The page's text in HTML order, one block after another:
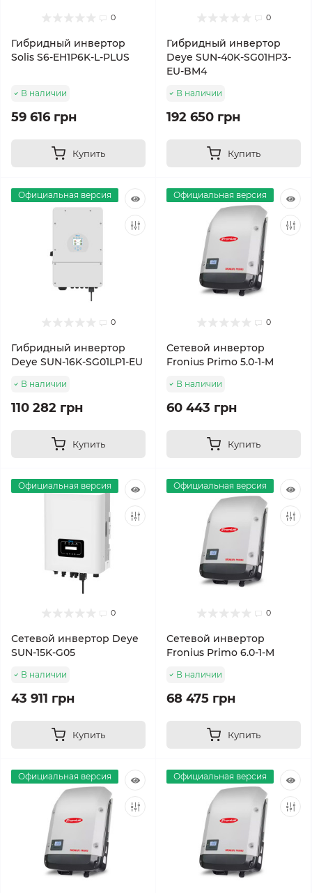
0
Гибридный инвертор
Solis S6-EH1P6K-L-PLUS
В наличии
59 616 грн
Купить
0
Гибридный инвертор
Deye SUN-40K-SG01HP3-
EU-BM4
В наличии
192 650 грн
Купить
Официальная версия
0
Гибридный инвертор
Deye SUN-16K-SG01LP1-EU
В наличии
110 282 грн
Купить
Официальная версия
0
Сетевой инвертор
Fronius Primo 5.0-1-M
В наличии
60 443 грн
Купить
Официальная версия
0
Сетевой инвертор Deye
SUN-15K-G05
В наличии
43 911 грн
Купить
Официальная версия
0
Сетевой инвертор
Fronius Primo 6.0-1-M
В наличии
68 475 грн
Купить
Официальная версия Официальная версия